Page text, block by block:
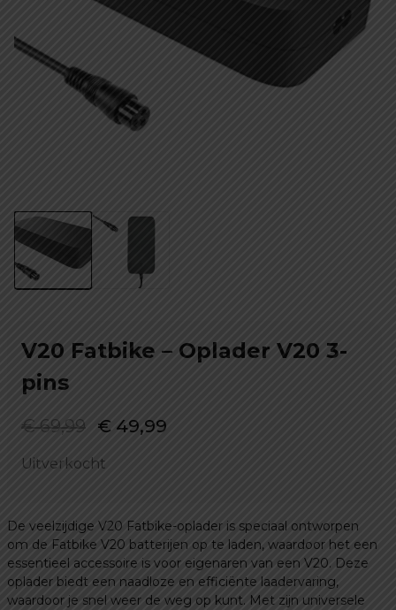
V20 Fatbike – Oplader V20 3-
pins
€69,99 Oorspronkelijke
€ 49,99
Uitverkocht
De veelzijdige V20 Fatbike-oplader is speciaal ontworpen
om de Fatbike V20 batterijen op te laden, waardoor het een
essentieel accessoire is voor eigenaren van een V20. Deze
oplader biedt een naadloze en efficiënte laadervaring,
waardoor je snel weer de weg op kunt. Met zijn universele